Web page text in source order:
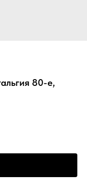
80-е,